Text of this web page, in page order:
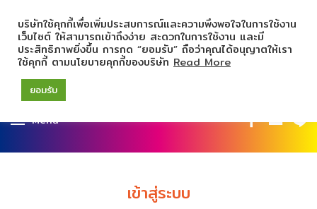
Menu
เข้าสู่ระบบ
บริษัทใช้คุกกี้เพื่อเพิ่มประสบการณ์และความพึงพอใจในการใช้งาน
เว็บไซต์ ให้สามารถเข้าถึงง่าย สะดวกในการใช้งาน และมี
ประสิทธิภาพยิ่งขึ้น การกด “ยอมรับ” ถือว่าคุณได้อนุญาตให้เรา
ใช้คุกกี้ ตามนโยบายคุกกี้ของบริษัท Read More
ยอมรับ